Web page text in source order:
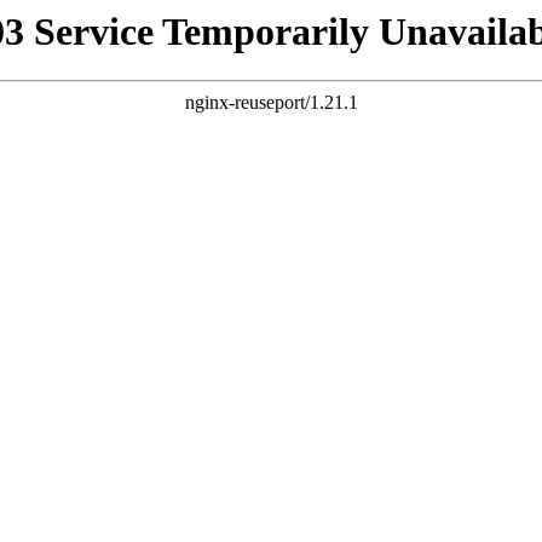
Service Temporarily
nginx-reuseport/1.21.1